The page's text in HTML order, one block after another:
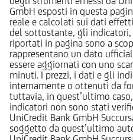
GmbH esposti in questa
reale e calcolati sui dati
del sottostante, gli
riportati in pagina sono a
rappresentano un dato
essere aggiornati con uno
minuti. I prezzi, i dati e gli
internamente o ottenuti da
tuttavia, in quest’ultimo
indicatori non sono stati
UniCredit Bank GmbH
soggetto da quest’ultimo